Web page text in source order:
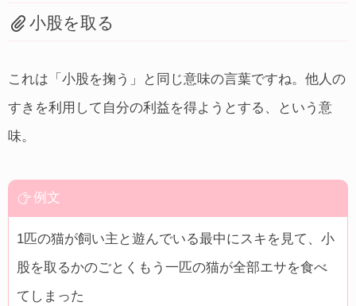
小股を取る
これは「小股を掬う」と同じ意味の言葉ですね。他人の
すきを利用して自分の利益を得ようとする、という意
味。
例文
1匹の猫が飼い主と遊んでいる最中にスキを見て、小
股を取るかのごとくもう一匹の猫が全部エサを食べ
てしまった